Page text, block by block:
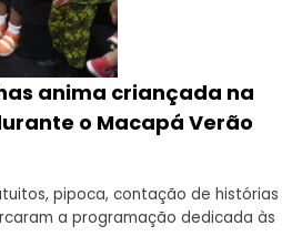
anima criançada na
o Macapá Verão
pipoca, contação de histórias
a programação dedicada às